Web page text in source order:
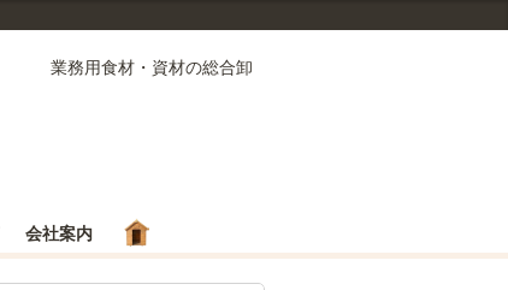
業務用食材・資材の総合卸
会社案内